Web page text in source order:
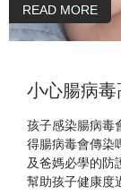
READ MORE
小心腸病
孩子感染腸病毒
得腸病毒會傳染
及爸媽必學的防
幫助孩子健康度